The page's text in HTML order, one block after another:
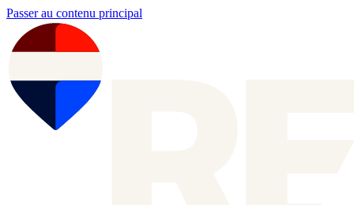
Passer au contenu principal